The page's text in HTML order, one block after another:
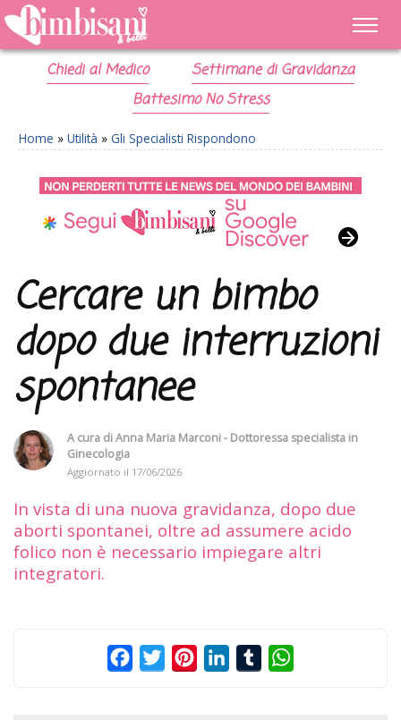
Chiedi al Medico
Settimane di Gravidanza
Battesimo No Stress
Home » Utilità » Gli Specialisti Rispondono
Cercare un bimbo
dopo due interruzioni
spontanee
A cura diAnna Maria Marconi - Dottoressa specialista in
Ginecologia
Aggiornato il 17/06/2026
In vista di una nuova gravidanza, dopo due
aborti spontanei, oltre ad assumere acido
folico non è necessario impiegare altri
integratori.
FacebookTwitterPinterestLinkedInTumblr